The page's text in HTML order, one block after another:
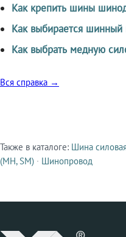
Как крепить шины
Как выбирается шинный
Как выбрать медную
Вся справка →
Смежные
Также в каталоге: Шина силовая
(МН, SM) · Шинопровод